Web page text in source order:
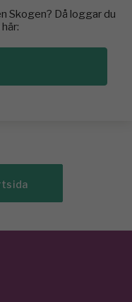
Skogen? Då loggar du